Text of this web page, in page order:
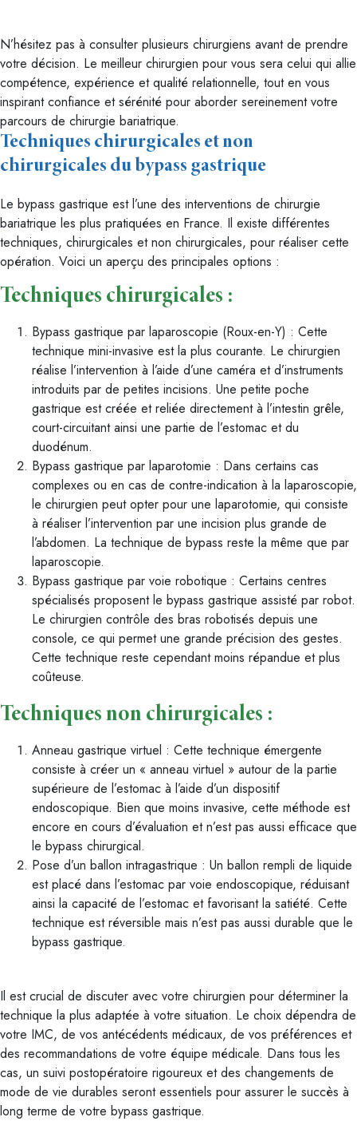
N’hésitez pas à consulter plusieurs chirurgiens avant de prendre
votre décision. Le meilleur chirurgien pour vous sera celui qui allie
compétence, expérience et qualité relationnelle, tout en vous
inspirant confiance et sérénité pour aborder sereinement votre
parcours de chirurgie bariatrique.
Techniques chirurgicales et non
chirurgicales du bypass gastrique
Le bypass gastrique est l’une des interventions de chirurgie
bariatrique les plus pratiquées en France. Il existe différentes
techniques, chirurgicales et non chirurgicales, pour réaliser cette
opération. Voici un aperçu des principales options :
Techniques chirurgicales :
Bypass gastrique par laparoscopie (Roux-en-Y) : Cette
technique mini-invasive est la plus courante. Le chirurgien
réalise l’intervention à l’aide d’une caméra et d’instruments
introduits par de petites incisions. Une petite poche
gastrique est créée et reliée directement à l’intestin grêle,
court-circuitant ainsi une partie de l’estomac et du
duodénum.
Bypass gastrique par laparotomie : Dans certains cas
complexes ou en cas de contre-indication à la laparoscopie,
le chirurgien peut opter pour une laparotomie, qui consiste
à réaliser l’intervention par une incision plus grande de
l’abdomen. La technique de bypass reste la même que par
laparoscopie.
Bypass gastrique par voie robotique : Certains centres
spécialisés proposent le bypass gastrique assisté par robot.
Le chirurgien contrôle des bras robotisés depuis une
console, ce qui permet une grande précision des gestes.
Cette technique reste cependant moins répandue et plus
coûteuse.
Techniques non chirurgicales :
Anneau gastrique virtuel : Cette technique émergente
consiste à créer un « anneau virtuel » autour de la partie
supérieure de l’estomac à l’aide d’un dispositif
endoscopique. Bien que moins invasive, cette méthode est
encore en cours d’évaluation et n’est pas aussi efficace que
le bypass chirurgical.
Pose d’un ballon intragastrique : Un ballon rempli de liquide
est placé dans l’estomac par voie endoscopique, réduisant
ainsi la capacité de l’estomac et favorisant la satiété. Cette
technique est réversible mais n’est pas aussi durable que le
bypass gastrique.
Il est crucial de discuter avec votre chirurgien pour déterminer la
technique la plus adaptée à votre situation. Le choix dépendra de
votre IMC, de vos antécédents médicaux, de vos préférences et
des recommandations de votre équipe médicale. Dans tous les
cas, un suivi postopératoire rigoureux et des changements de
mode de vie durables seront essentiels pour assurer le succès à
long terme de votre bypass gastrique.